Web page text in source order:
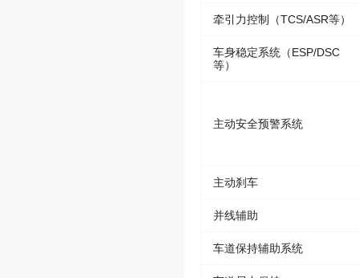
牵引力控制（TCS/ASR等）
车身稳定系统（ESP/DSC
等）
主动安全预警系统
主动刹车
并线辅助
车道保持辅助系统